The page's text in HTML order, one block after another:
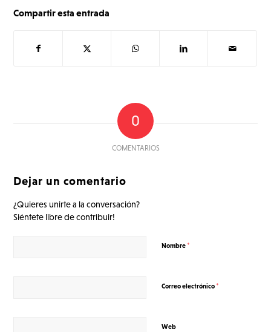
Compartir esta entrada
0
COMENTARIOS
Dejar un comentario
¿Quieres unirte a la conversación?
Siéntete libre de contribuir!
Nombre *
Correo electrónico *
Web